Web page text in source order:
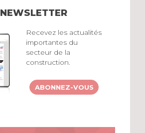
NEWSLETTER
Recevez les actualités
importantes du
secteur de la
construction.
ABONNEZ-VOUS